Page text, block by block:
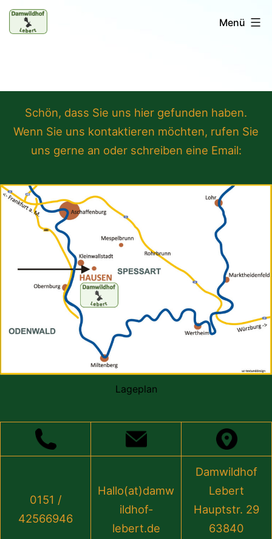
Zum
Inhalt
Menü
Schön, dass Sie uns hier gefunden haben.
Wenn Sie uns kontaktieren möchten, rufen Sie
uns gerne an oder schreiben eine Email:
Lageplan
0151 /
42566946
Hallo(at)damw
ildhof-
lebert.de
Damwildhof
Lebert
Hauptstr. 29
63840